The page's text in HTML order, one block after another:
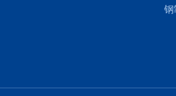
钢